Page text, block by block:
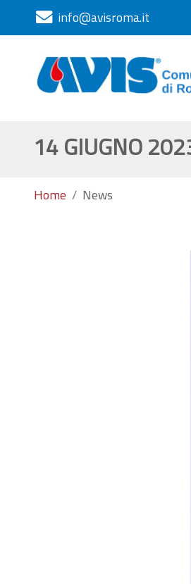
info@avisroma.it
14 GIUGNO
Home News